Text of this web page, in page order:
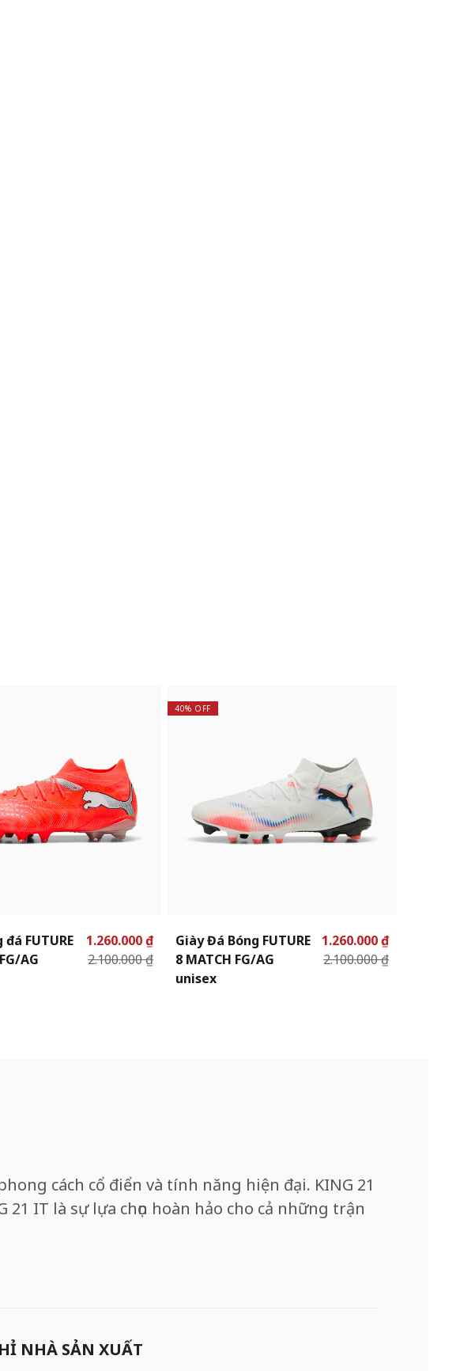
FUTURE
AG
1.260.000 ₫
2.100.000 ₫
40% OFF
Giày Đá Bóng FUTURE
8 MATCH FG/AG
unisex
1.260.000 ₫
2.100.000 ₫
cách cổ điển và tính năng hiện đại. KING 21
IT là sự lựa chọn hoàn hảo cho cả những trận
NHÀ SẢN XUẤT